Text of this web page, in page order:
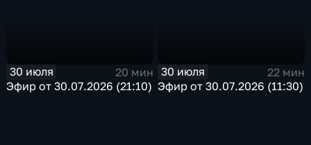
30 июля
20 мин
Эфир от 30.07.2026 (21:10)
30 июля
22 мин
Эфир от 30.07.2026 (11:30)